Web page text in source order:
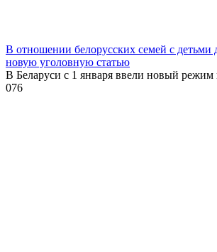
В отношении белорусских семей с детьми
новую уголовную статью
В Беларуси с 1 января ввели новый режим
076